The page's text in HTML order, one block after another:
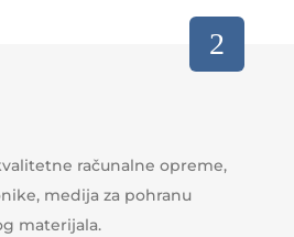
računalne opreme,
medija za pohranu
materijala.